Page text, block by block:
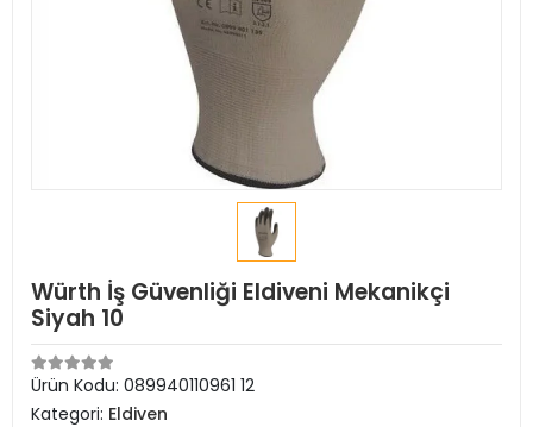
Würth İş Güvenliği Eldiveni Mekanikçi
Siyah 10
Ürün Kodu: 089940110961 12
Kategori: Eldiven